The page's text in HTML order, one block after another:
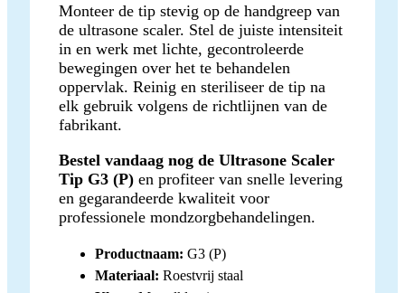
Monteer de tip stevig op de handgreep van
de ultrasone scaler. Stel de juiste intensiteit
in en werk met lichte, gecontroleerde
bewegingen over het te behandelen
oppervlak. Reinig en steriliseer de tip na
elk gebruik volgens de richtlijnen van de
fabrikant.
Bestel vandaag nog de Ultrasone Scaler
Tip G3 (P) en profiteer van snelle levering
en gegarandeerde kwaliteit voor
professionele mondzorgbehandelingen.
Productnaam: G3 (P)
Materiaal: Roestvrij staal